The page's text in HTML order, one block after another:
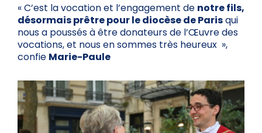
« C’est la vocation et l’engagement de notre fils,
désormais prêtre pour le diocèse de Parisqui
nous a poussés à être donateurs de l’Œuvre des
vocations, et nous en sommes très heureux »,
confie Marie-Paule